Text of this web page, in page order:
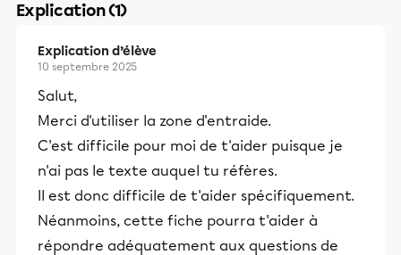
Explication (1)
Explication d’élève
10 septembre 2025
Salut,
Merci d'utiliser la zone d'entraide.
C'est difficile pour moi de t'aider puisque je
n'ai pas le texte auquel tu réfères.
Il est donc difficile de t'aider spécifiquement.
Néanmoins, cette fiche pourra t'aider à
répondre adéquatement aux questions de